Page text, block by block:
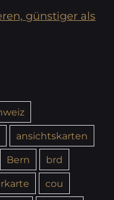
günstiger als
ansichtskarten
Bern
brd
cou